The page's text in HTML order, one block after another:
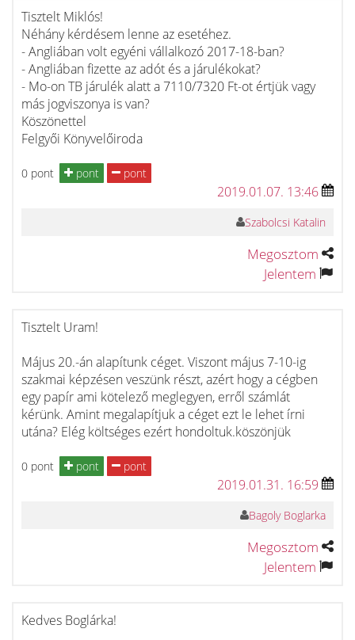
Tisztelt Miklós!
Néhány kérdésem lenne az esetéhez.
- Angliában volt egyéni vállalkozó 2017-18-ban?
- Angliában fizette az adót és a járulékokat?
- Mo-on TB járulék alatt a 7110/7320 Ft-ot értjük vagy
más jogviszonya is van?
Köszönettel
Felgyői Könyvelőiroda
0 pont pont pont
2019.01.07. 13:46
Szabolcsi Katalin
Megosztom
Jelentem
Tisztelt Uram!
Május 20.-án alapítunk céget. Viszont május 7-10-ig
szakmai képzésen veszünk részt, azért hogy a cégben
egy papír ami kötelező meglegyen, erről számlát
kérünk. Amint megalapítjuk a céget ezt le lehet írni
utána? Elég költséges ezért hondoltuk.köszönjük
0 pont pont pont
2019.01.31. 16:59
Bagoly Boglarka
Megosztom
Jelentem
Kedves Boglárka!